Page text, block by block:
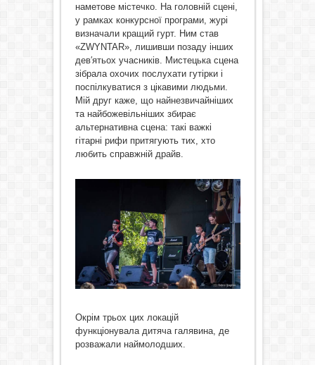
наметове містечко. На головній сцені,
у рамках конкурсної програми, журі
визначали кращий гурт. Ним став
«ZWYNTAR», лишивши позаду інших
дев′ятьох учасників. Мистецька сцена
зібрала охочих послухати гутірки і
поспілкуватися з цікавими людьми.
Мій друг каже, що найнезвичайніших
та найбожевільніших збирає
альтернативна сцена: такі важкі
гітарні рифи притягують тих, хто
любить справжній драйв.
Окрім трьох цих локацій
функціонувала дитяча галявина, де
розважали наймолодших.